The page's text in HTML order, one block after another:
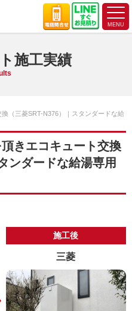
施工実績
（三菱SRT-N376）｜スタンダードな給
きエコキュート交換
ンダードな給湯専用
施工後
三菱